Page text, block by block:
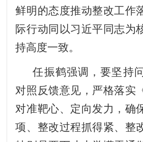
鲜明的态度推动整改工作
际行动同以习近平同志为
持高度一致。
任振鹤强调，要坚持
对照反馈意见，严格落实
对准靶心、定向发力，确
项、整改过程抓得紧、整